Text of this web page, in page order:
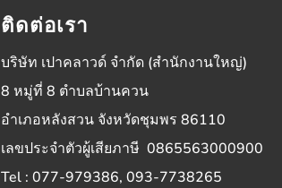
ติดต่อเรา
บริษัท เปาคลาวด์ จำกัด (สำนักงานใหญ่)
8 หมู่ที่ 8 ตำบลบ้านควน
อำเภอหลังสวน จังหวัดชุมพร 86110
เลขประจำตัวผู้เสียภาษี 0865563000900
Tel : 077-979386, 093-7738265